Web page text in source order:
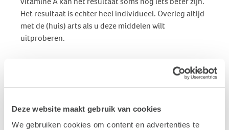
Deze website maakt gebruik van cookies
We gebruiken cookies om content en advertenties te
Het resultaat is echter heel individueel. Overleg altijd
met de (huis) arts als u deze middelen wilt
uitproberen.